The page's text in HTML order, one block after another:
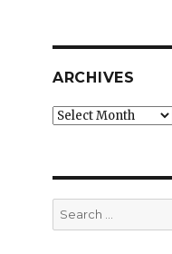
ARCHIVES
Archives
Search
for: